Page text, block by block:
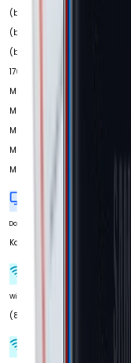
(band 5) MHz 900
(band 8) MHz 1700
(band 66) MHz
1700/2100 (band 4)
MHz 1800 (band 3)
MHz 1900 (band 2)
MHz 2100 (band 1)
MHz 2600 (band 7)
MHz
Dokunmatik Türü
Kapasitif Ekran
Wi-Fi Kanalları
(802.11 b/g/n)